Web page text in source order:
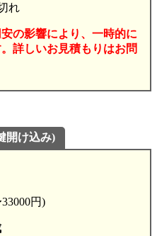
れ
の影響により、一時的に
詳しいお見積もりはお問
開け込み)
円)